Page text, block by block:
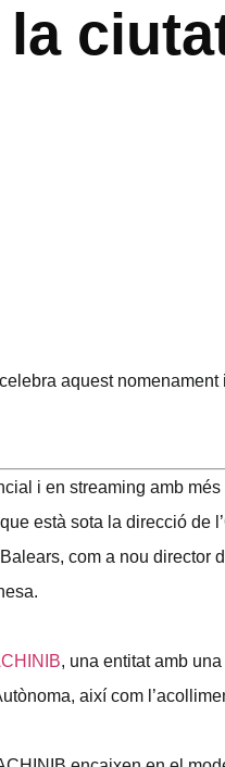
aquest
i en streaming amb
està sota la direcció
com a nou
, una entitat amb
així com